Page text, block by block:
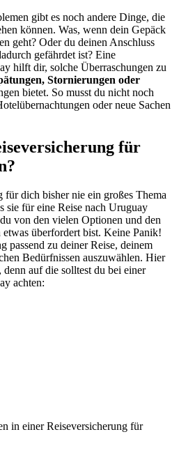
gibt es noch andere Dinge, die
können. Was, wenn dein Gepäck
geht? Oder du deinen Anschluss
gefährdet ist? Eine
hilft dir, solche Überraschungen zu
Stornierungen oder
bietet. So musst du nicht noch
oder neue Sachen
für
für dich bisher nie ein großes Thema
sie für eine Reise nach Uruguay
von den vielen Optionen und den
überfordert bist. Keine Panik!
passend zu deiner Reise, deinem
Bedürfnissen auszuwählen. Hier
auf die solltest du bei einer
achten:
in einer Reiseversicherung für